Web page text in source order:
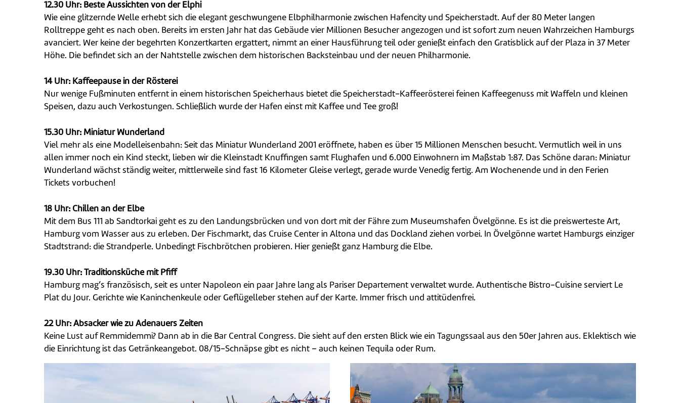
12.30 Uhr: Beste Aussichten von der Elphi
Wie eine glitzernde Welle erhebt sich die elegant geschwungene Elbphilharmonie zwischen Hafencity und Speicherstadt. Auf der 80 Meter langen
Rolltreppe geht es nach oben. Bereits im ersten Jahr hat das Gebäude vier Millionen Besucher angezogen und ist sofort zum neuen Wahrzeichen Hamburgs
avanciert. Wer keine der begehrten Konzertkarten ergattert, nimmt an einer Hausführung teil oder genießt einfach den Gratisblick auf der Plaza in 37 Meter
Höhe. Die befindet sich an der Nahtstelle zwischen dem historischen Backsteinbau und der neuen Philharmonie.
14 Uhr: Kaffeepause in der Rösterei
Nur wenige Fußminuten entfernt in einem historischen Speicherhaus bietet die Speicherstadt-Kaffee­rösterei feinen Kaffeegenuss mit Waffeln und kleinen
Speisen, dazu auch Verkostungen. Schließlich wurde der Hafen einst mit Kaffee und Tee groß!
15.30 Uhr: Miniatur Wunderland
Viel mehr als eine Modelleisenbahn: Seit das Miniatur Wunderland 2001 eröffnete, haben es über 15 Millionen Menschen besucht. Vermutlich weil in uns
allen immer noch ein Kind steckt, lieben wir die Kleinstadt Knuffingen samt Flughafen und 6.000 Einwohnern im Maßstab 1:87. Das Schöne daran: Miniatur
Wunderland wächst ständig weiter, mittlerweile sind fast 16 Kilometer Gleise verlegt, gerade wurde Venedig fertig. Am Wochenende und in den Ferien
Tickets vorbuchen!
18 Uhr: Chillen an der Elbe
Mit dem Bus 111 ab Sandtorkai geht es zu den Landungsbrücken und von dort mit der Fähre zum Museumshafen Övelgönne. Es ist die preiswerteste Art,
Hamburg vom Wasser aus zu erleben. Der Fischmarkt, das Cruise Center in Altona und das Dockland ziehen vorbei. In Övelgönne wartet Hamburgs einziger
Stadtstrand: die Strandperle. Unbedingt Fischbrötchen probieren. Hier genießt ganz Hamburg die Elbe.
19.30 Uhr: Traditionsküche mit Pfiff
Hamburg mag‘s französisch, seit es unter Napoleon ein paar Jahre lang als Pariser Departement verwaltet wurde. Authentische Bistro-Cuisine serviert Le
Plat du Jour. Gerichte wie Kaninchenkeule oder Geflügelleber stehen auf der Karte. Immer frisch und attitüdenfrei.
22 Uhr: Absacker wie zu Adenauers Zeiten
Keine Lust auf Remmidemmi? Dann ab in die Bar Central Congress. Die sieht auf den ersten Blick wie ein Tagungssaal aus den 50er Jahren aus. Eklektisch wie
die Einrichtung ist das Getränkeangebot. 08/15-Schnäpse gibt es nicht – auch keinen Tequila oder Rum.